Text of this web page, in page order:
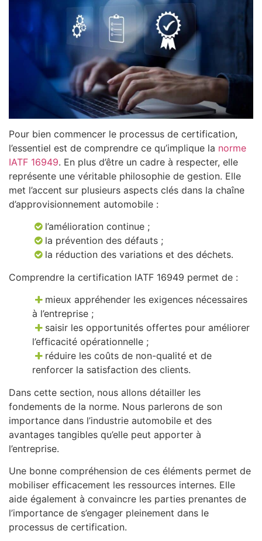
Pour bien commencer le processus de certification,
l’essentiel est de comprendre ce qu’implique la norme
IATF 16949. En plus d’être un cadre à respecter, elle
représente une véritable philosophie de gestion. Elle
met l’accent sur plusieurs aspects clés dans la chaîne
d’approvisionnement automobile :
l’amélioration continue ;
la prévention des défauts ;
la réduction des variations et des déchets.
Comprendre la certification IATF 16949 permet de :
mieux appréhender les exigences nécessaires
à l’entreprise ;
saisir les opportunités offertes pour améliorer
l’efficacité opérationnelle ;
réduire les coûts de non-qualité et de
renforcer la satisfaction des clients.
Dans cette section, nous allons détailler les
fondements de la norme. Nous parlerons de son
importance dans l’industrie automobile et des
avantages tangibles qu’elle peut apporter à
l’entreprise.
Une bonne compréhension de ces éléments permet de
mobiliser efficacement les ressources internes. Elle
aide également à convaincre les parties prenantes de
l’importance de s’engager pleinement dans le
processus de certification.